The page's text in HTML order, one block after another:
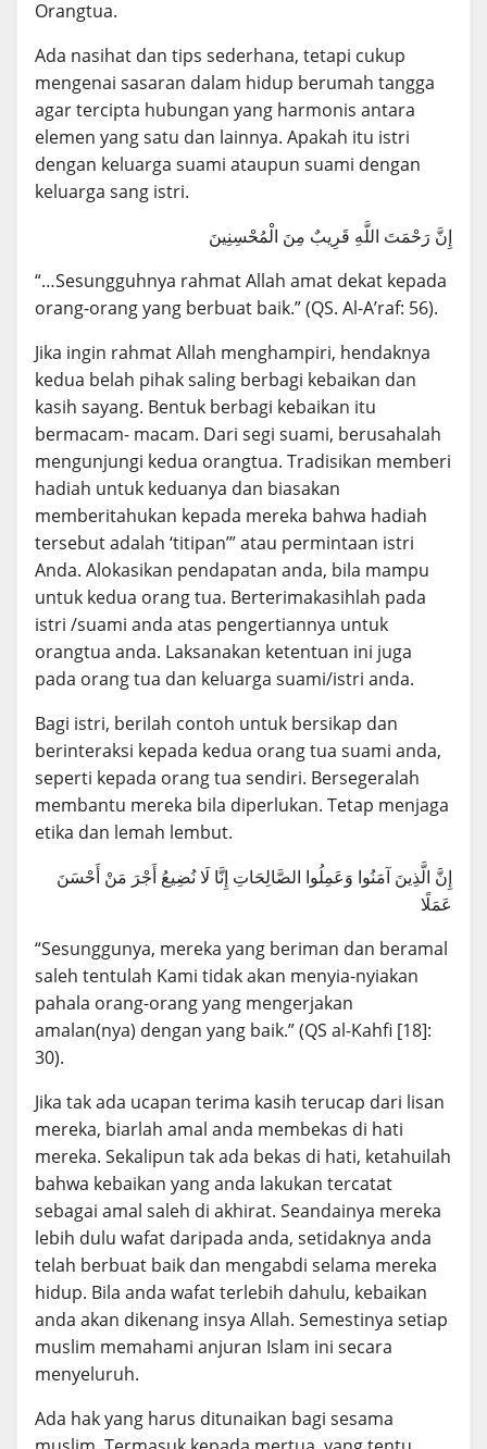
Orangtua.
Ada nasihat dan tips sederhana, tetapi cukup
mengenai sasaran dalam hidup berumah tangga
agar tercipta hubungan yang harmonis antara
elemen yang satu dan lainnya. Apakah itu istri
dengan keluarga suami ataupun suami dengan
keluarga sang istri.
إِنَّ رَحْمَتَ اللَّهِ قَرِيبٌ مِنَ الْمُحْسِنِينَ
“…Sesungguhnya rahmat Allah amat dekat kepada
orang-orang yang berbuat baik.” (QS. Al-A’raf: 56).
Jika ingin rahmat Allah menghampiri, hendaknya
kedua belah pihak saling berbagi kebaikan dan
kasih sayang. Bentuk berbagi kebaikan itu
bermacam- macam. Dari segi suami, berusahalah
mengunjungi kedua orangtua. Tradisikan memberi
hadiah untuk keduanya dan biasakan
memberitahukan kepada mereka bahwa hadiah
tersebut adalah ‘titipan’” atau permintaan istri
Anda. Alokasikan pendapatan anda, bila mampu
untuk kedua orang tua. Berterimakasihlah pada
istri /suami anda atas pengertiannya untuk
orangtua anda. Laksanakan ketentuan ini juga
pada orang tua dan keluarga suami/istri anda.
Bagi istri, berilah contoh untuk bersikap dan
berinteraksi kepada kedua orang tua suami anda,
seperti kepada orang tua sendiri. Bersegeralah
membantu mereka bila diperlukan. Tetap menjaga
etika dan lemah lembut.
إِنَّ الَّذِينَ آمَنُوا وَعَمِلُوا الصَّالِحَاتِ إِنَّا لَا نُضِيعُ أَجْرَ مَنْ أَحْسَنَ
عَمَلًا
“Sesunggunya, mereka yang beriman dan beramal
saleh tentulah Kami tidak akan menyia-nyiakan
pahala orang-orang yang mengerjakan
amalan(nya) dengan yang baik.” (QS al-Kahfi [18]:
30).
Jika tak ada ucapan terima kasih terucap dari lisan
mereka, biarlah amal anda membekas di hati
mereka. Sekalipun tak ada bekas di hati, ketahuilah
bahwa kebaikan yang anda lakukan tercatat
sebagai amal saleh di akhirat. Seandainya mereka
lebih dulu wafat daripada anda, setidaknya anda
telah berbuat baik dan mengabdi selama mereka
hidup. Bila anda wafat terlebih dahulu, kebaikan
anda akan dikenang insya Allah. Semestinya setiap
muslim memahami anjuran Islam ini secara
menyeluruh.
Ada hak yang harus ditunaikan bagi sesama